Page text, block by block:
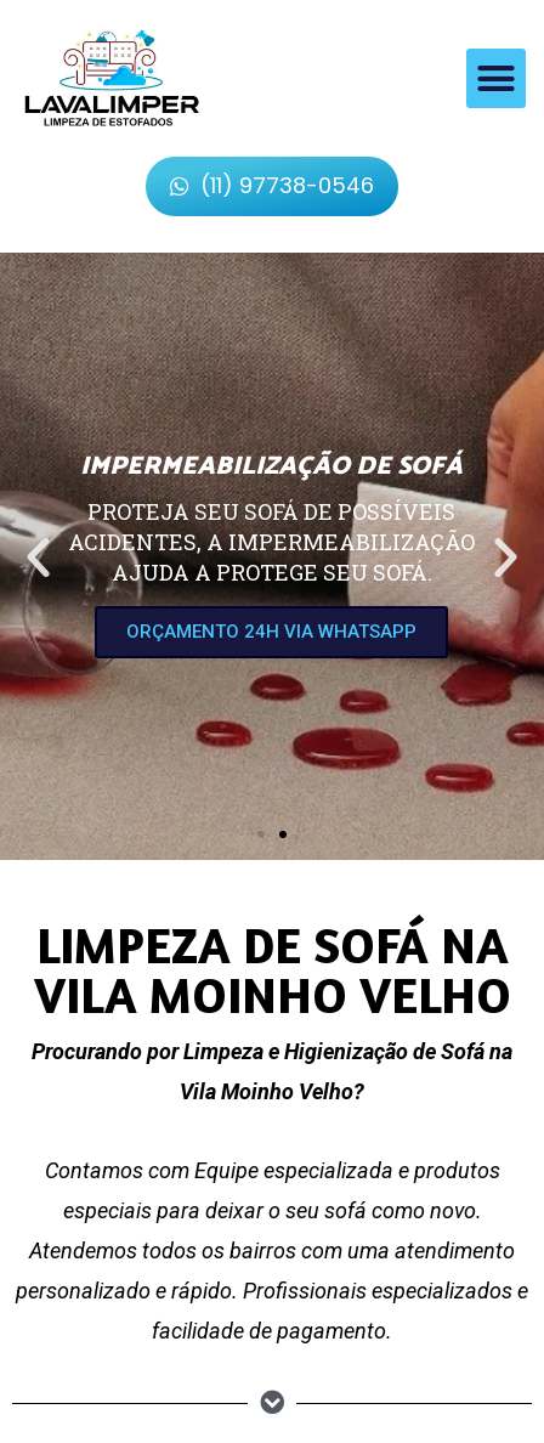
(11) 97738-0546
IMPERMEABILIZAÇÃO DE SOFÁ
PROTEJA SEU SOFÁ DE POSSÍVEIS
ACIDENTES, A IMPERMEABILIZAÇÃO
AJUDA A PROTEGE SEU SOFÁ.
ORÇAMENTO 24H VIA WHATSAPP
LIMPEZA DE SOFÁ NA
VILA MOINHO VELHO
Procurando por Limpeza e Higienização de Sofá na
Vila Moinho Velho?
Contamos com Equipe especializada e produtos
especiais para deixar o seu sofá como novo.
Atendemos todos os bairros com uma atendimento
personalizado e rápido. Profissionais especializados e
facilidade de pagamento.